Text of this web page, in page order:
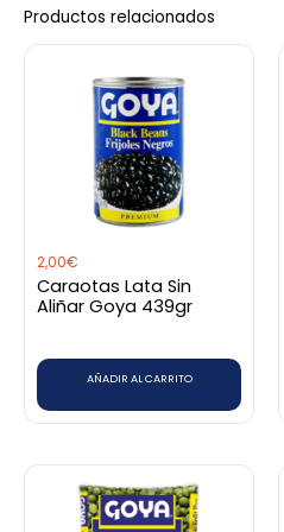
Productos relacionados
2,00€
Caraotas Lata Sin
Aliñar Goya 439gr
AÑADIR AL CARRITO